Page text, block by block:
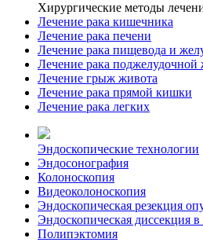
Хирургические методы
Лечение рака кишечника
Лечение рака печени
Лечение рака пищевода и
Лечение рака поджелудочной
Лечение грыж живота
Лечение рака прямой кишки
Лечение рака легких
Эндоскопические технологии
Эндосонография
Колоноскопия
Видеоколоноскопия
Эндоскопическая резекция
Эндоскопическая диссекция
Полипэктомия